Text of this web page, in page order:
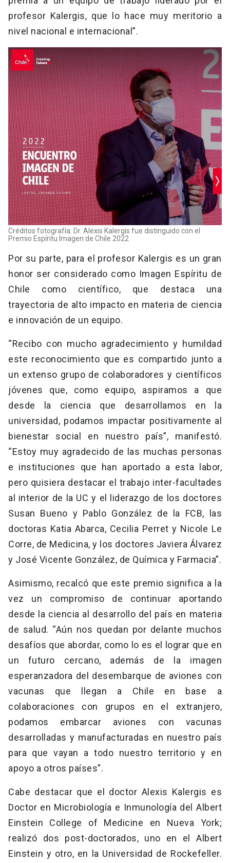
profesor Kalergis, que lo hace muy meritorio a
nivel nacional e internacional”.
Créditos fotografía: Dr. Alexis Kalergis fue distinguido con el
Premio Espíritu Imagen de Chile 2022
Por su parte, para el profesor Kalergis es un gran
honor ser considerado como Imagen Espíritu de
Chile como científico, que destaca una
trayectoria de alto impacto en materia de ciencia
e innovación de un equipo.
“Recibo con mucho agradecimiento y humildad
este reconocimiento que es compartido junto a
un extenso grupo de colaboradores y científicos
jóvenes que, como equipo, aspiramos a que
desde la ciencia que desarrollamos en la
universidad, podamos impactar positivamente al
bienestar social en nuestro país”, manifestó.
“Estoy muy agradecido de las muchas personas
e instituciones que han aportado a esta labor,
pero quisiera destacar el trabajo inter-facultades
al interior de la UC y el liderazgo de los doctores
Susan Bueno y Pablo González de la FCB, las
doctoras Katia Abarca, Cecilia Perret y Nicole Le
Corre, de Medicina, y los doctores Javiera Álvarez
y José Vicente González, de Química y Farmacia”.
Asimismo, recalcó que este premio significa a la
vez un compromiso de continuar aportando
desde la ciencia al desarrollo del país en materia
de salud. “Aún nos quedan por delante muchos
desafíos que abordar, como lo es el lograr que en
un futuro cercano, además de la imagen
esperanzadora del desembarque de aviones con
vacunas que llegan a Chile en base a
colaboraciones con grupos en el extranjero,
podamos embarcar aviones con vacunas
desarrolladas y manufacturadas en nuestro país
para que vayan a todo nuestro territorio y en
apoyo a otros países”.
Cabe destacar que el doctor Alexis Kalergis es
Doctor en Microbiología e Inmunología del Albert
Einstein College of Medicine en Nueva York;
realizó dos post-doctorados, uno en el Albert
Einstein y otro, en la Universidad de Rockefeller.